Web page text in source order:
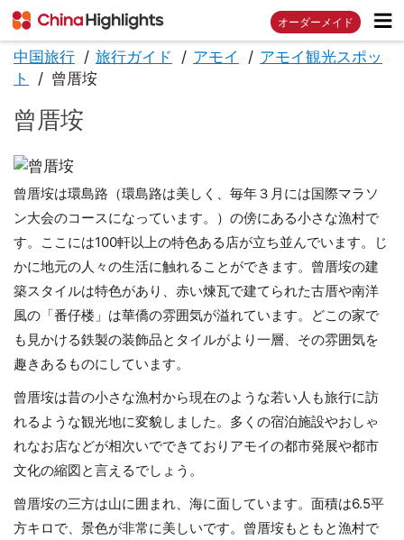
オーダーメイド
中国旅行 旅行ガイド アモイ
アモイ観光スポッ
ト
曾厝垵
曾厝垵
曾厝垵は環島路（環島路は美しく、毎年３月には国際マラソ
ン大会のコースになっています。）の傍にある小さな漁村で
す。ここには100軒以上の特色ある店が立ち並んでいます。じ
かに地元の人々の生活に触れることができます。曾厝垵の建
築スタイルは特色があり、赤い煉瓦で建てられた古厝や南洋
風の「番仔楼」は華僑の雰囲気が溢れています。どこの家で
も見かける鉄製の装飾品とタイルがより一層、その雰囲気を
趣きあるものにしています。
曾厝垵は昔の小さな漁村から現在のような若い人も旅行に訪
れるような観光地に変貌しました。多くの宿泊施設やおしゃ
れなお店などが相次いでできておりアモイの都市発展や都市
文化の縮図と言えるでしょう。
曾厝垵の三方は山に囲まれ、海に面しています。面積は6.5平
方キロで、景色が非常に美しいです。曾厝垵もともと漁村で